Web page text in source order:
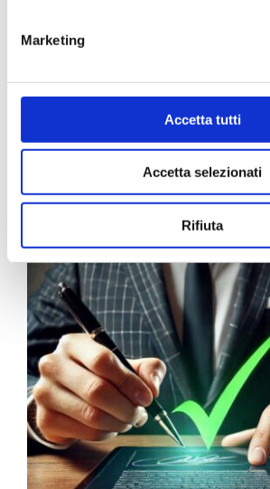
Marketing
Accetta tutti
Accetta selezionati
Rifiuta
CCIAA (foglio
4,03€